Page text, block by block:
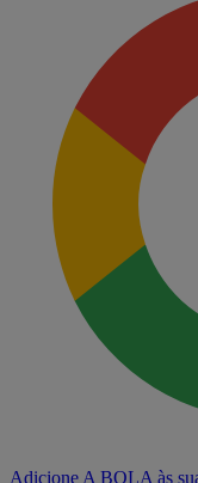
Adicione A BOLA às